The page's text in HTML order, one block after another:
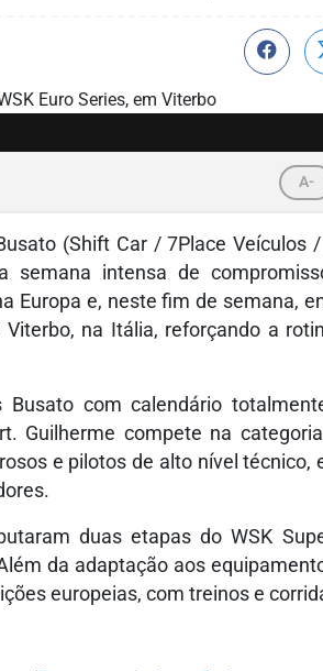
A-
(Shift Car / 7Place Veículos /
semana intensa de
Europa e, neste fim de semana,
na Itália, reforçando a
com calendário
Guilherme compete na
e pilotos de alto nível técnico,
duas etapas do WSK
da adaptação aos
europeias, com treinos e